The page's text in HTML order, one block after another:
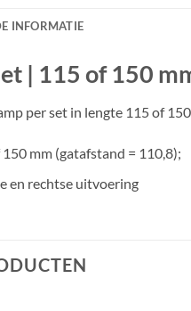
INFORMATIE
| 115 of 150
per set in lengte 115 of
mm (gatafstand = 110,8);
en rechtse uitvoering